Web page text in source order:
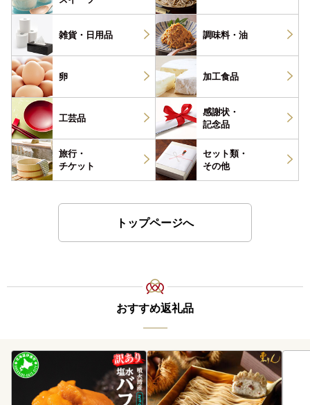
雑貨・ 日用品 調味料・ 油
卵 加工食品
工芸品
感謝状・
記念品
旅行・
チケット
セット類・
その他
トップページへ
おすすめ返礼品